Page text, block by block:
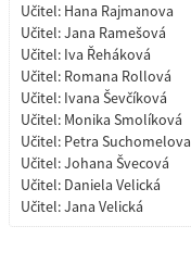
Učitel: Hana Rajmanova
Učitel:Jana Ramešová
Učitel: Iva Řeháková
Učitel: Romana Rollová
Učitel: Ivana Ševčíková
Učitel: Monika Smolíková
Učitel: Petra Suchomelova
Učitel:Johana Švecová
Učitel: Daniela Velická
Učitel:Jana Velická